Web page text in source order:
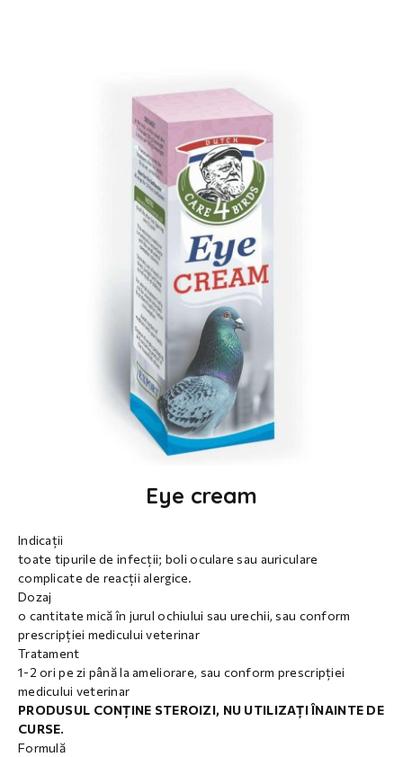
Eye cream
Indicații
toate tipurile de infecții; boli oculare sau auriculare
complicate de reacții alergice.
Dozaj
o cantitate mică în jurul ochiului sau urechii, sau conform
prescripției medicului veterinar
Tratament
1-2 ori pe zi până la ameliorare, sau conform prescripției
medicului veterinar
PRODUSUL CONȚINE STEROIZI, NU UTILIZAȚI ÎNAINTE DE
CURSE.
Formulă